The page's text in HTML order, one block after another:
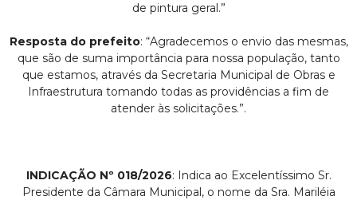
de pintura geral.”
Resposta do prefeito: “Agradecemos o envio das mesmas,
que são de suma importância para nossa população, tanto
que estamos, através da Secretaria Municipal de Obras e
Infraestrutura tomando todas as providências a fim de
atender às solicitações.”.
INDICAÇÃO Nº 018/2026: Indica ao Excelentíssimo Sr.
Presidente da Câmara Municipal, o nome da Sra. Mariléia